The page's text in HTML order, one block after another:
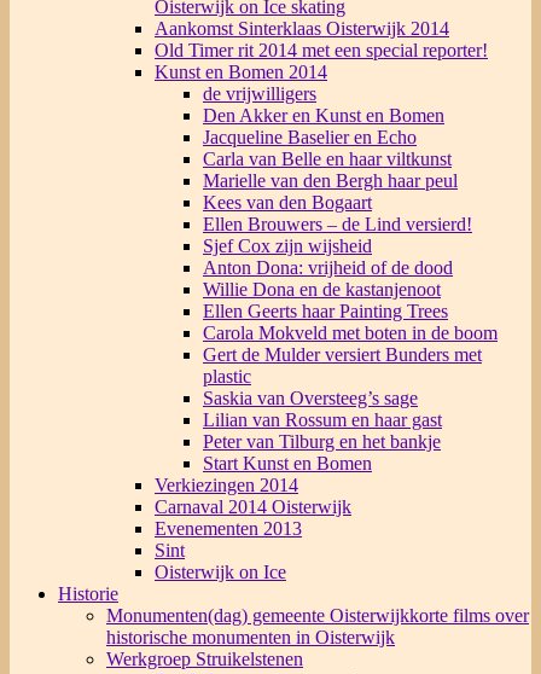
Oisterwijk on Ice skating
Aankomst Sinterklaas Oisterwijk 2014
Old Timer rit 2014 met een special reporter!
Kunst en Bomen 2014
de vrijwilligers
Den Akker en Kunst en Bomen
Jacqueline Baselier en Echo
Carla van Belle en haar viltkunst
Marielle van den Bergh haar peul
Kees van den Bogaart
Ellen Brouwers – de Lind versierd!
Sjef Cox zijn wijsheid
Anton Dona: vrijheid of de dood
Willie Dona en de kastanjenoot
Ellen Geerts haar Painting Trees
Carola Mokveld met boten in de boom
Gert de Mulder versiert Bunders met
plastic
Saskia van Oversteeg’s sage
Lilian van Rossum en haar gast
Peter van Tilburg en het bankje
Start Kunst en Bomen
Verkiezingen 2014
Carnaval 2014 Oisterwijk
Evenementen 2013
Sint
Oisterwijk on Ice
Historie
Monumenten(dag) gemeente Oisterwijkkorte films over
historische monumenten in Oisterwijk
Werkgroep Struikelstenen